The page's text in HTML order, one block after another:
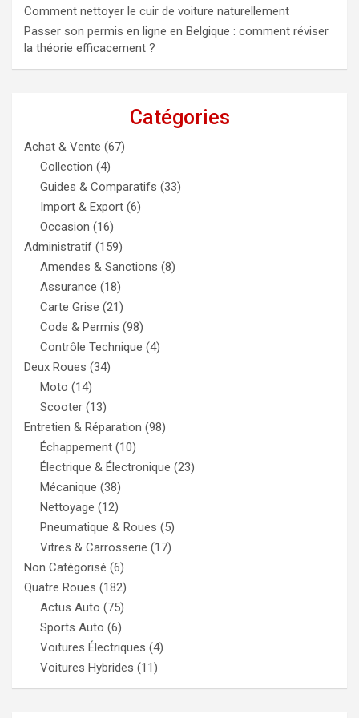
Comment nettoyer le cuir de voiture naturellement
Passer son permis en ligne en Belgique : comment réviser
la théorie efficacement ?
Catégories
Achat & Vente (67)
Collection (4)
Guides & Comparatifs (33)
Import & Export (6)
Occasion (16)
Administratif (159)
Amendes & Sanctions (8)
Assurance (18)
Carte Grise (21)
Code & Permis (98)
Contrôle Technique (4)
Deux Roues (34)
Moto (14)
Scooter (13)
Entretien & Réparation (98)
Échappement (10)
Électrique & Électronique (23)
Mécanique (38)
Nettoyage (12)
Pneumatique & Roues (5)
Vitres & Carrosserie (17)
Non Catégorisé (6)
Quatre Roues (182)
Actus Auto (75)
Sports Auto (6)
Voitures Électriques (4)
Voitures Hybrides (11)